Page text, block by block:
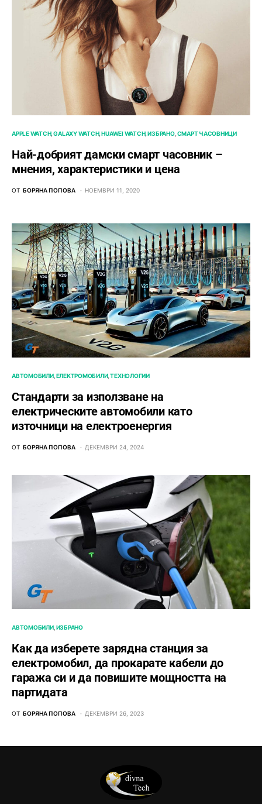
APPLE WATCH GALAXY WATCH HUAWEI WATCH ИЗБРАНО СМАРТ ЧАСОВНИЦИ
Най-добрият дамски смарт часовник –
мнения, характеристики и цена
ОТ БОРЯНА ПОПОВА НОЕМВРИ 11, 2020
АВТОМОБИЛИ ЕЛЕКТРОМОБИЛИ ТЕХНОЛОГИИ
Стандарти за използване на
електрическите автомобили като
източници на електроенергия
ОТ БОРЯНА ПОПОВА ДЕКЕМВРИ 24, 2024
АВТОМОБИЛИ ИЗБРАНО
Как да изберете зарядна станция за
електромобил, да прокарате кабели до
гаража си и да повишите мощността на
партидата
ОТ БОРЯНА ПОПОВА ДЕКЕМВРИ 26, 2023